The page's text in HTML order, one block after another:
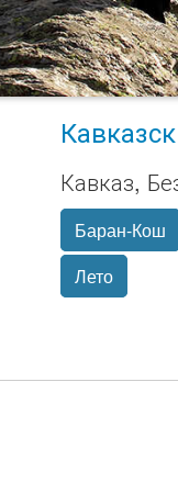
Кавказ,
Баран-Кош
Лето